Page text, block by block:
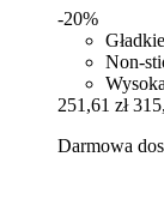
-20%
Non-
251,61 zł
Darmowa